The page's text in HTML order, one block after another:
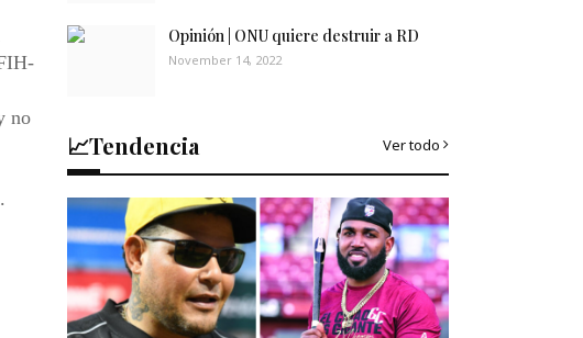
no
Opinión | ONU quiere destruir a RD
November 14, 2022
📈Tendencia Ver todo